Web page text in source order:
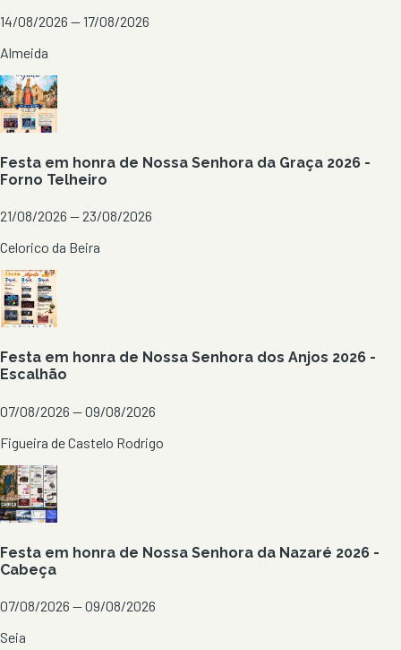
14/08/2026 — 17/08/2026
Almeida
Festa em honra de Nossa Senhora da Graça 2026 -
Forno Telheiro
21/08/2026 — 23/08/2026
Celorico da Beira
Festa em honra de Nossa Senhora dos Anjos 2026 -
Escalhão
07/08/2026 — 09/08/2026
Figueira de Castelo Rodrigo
Festa em honra de Nossa Senhora da Nazaré 2026 -
Cabeça
07/08/2026 — 09/08/2026
Seia